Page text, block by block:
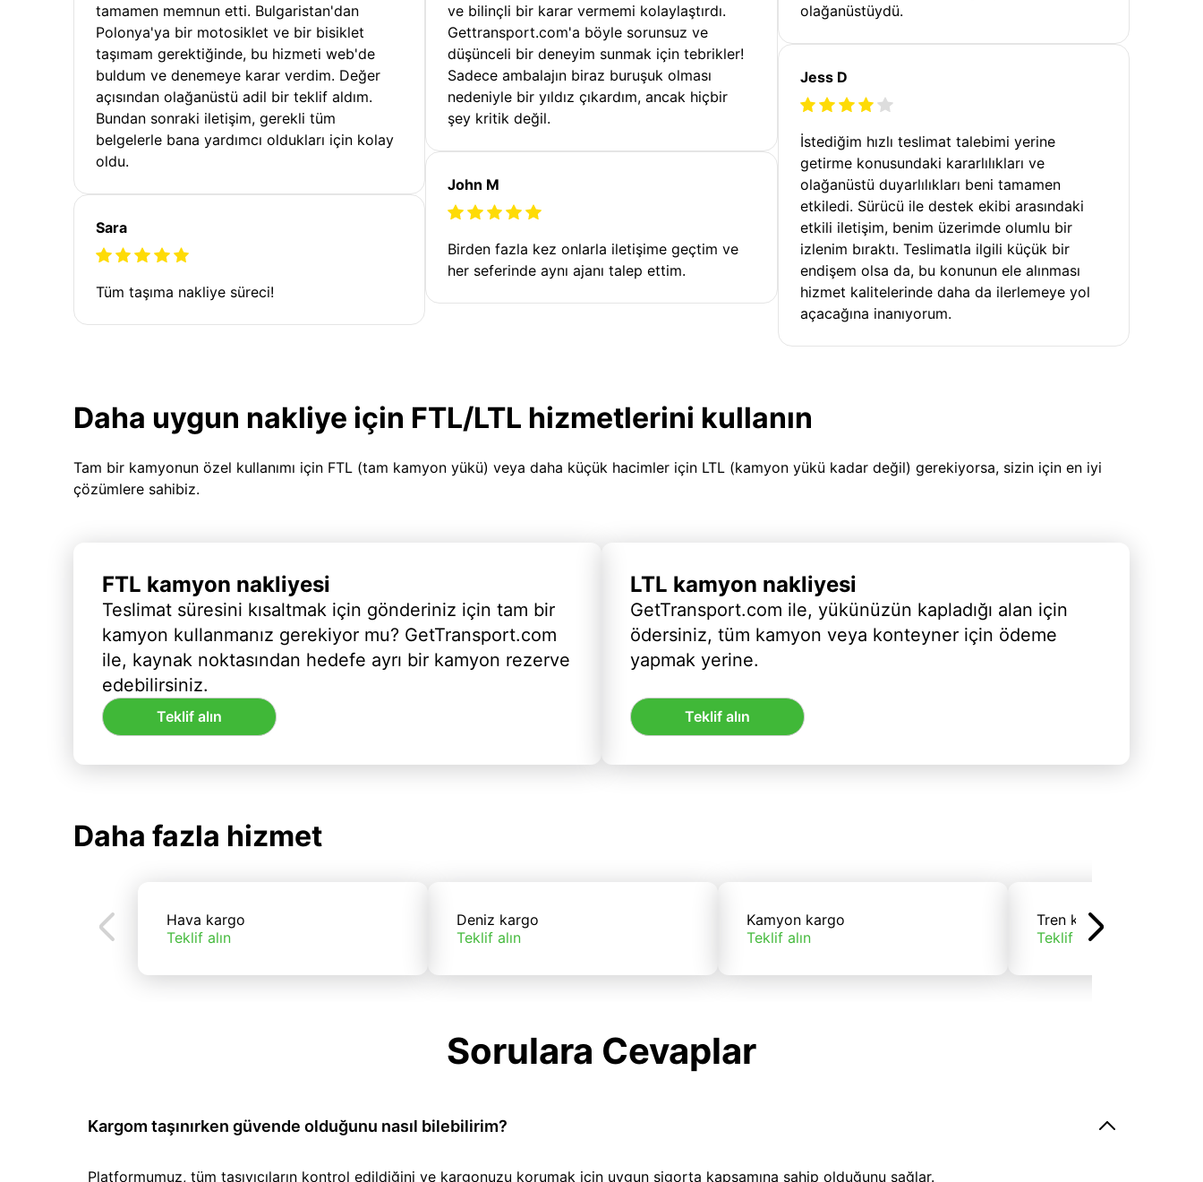
tamamen memnun etti. Bulgaristan'dan
Polonya'ya bir motosiklet ve bir bisiklet
taşımam gerektiğinde, bu hizmeti web'de
buldum ve denemeye karar verdim. Değer
açısından olağanüstü adil bir teklif aldım.
Bundan sonraki iletişim, gerekli tüm
belgelerle bana yardımcı oldukları için kolay
oldu.
Sara
Tüm taşıma nakliye süreci!
ve bilinçli bir karar vermemi kolaylaştırdı.
Gettransport.com'a böyle sorunsuz ve
düşünceli bir deneyim sunmak için tebrikler!
Sadece ambalajın biraz buruşuk olması
nedeniyle bir yıldız çıkardım, ancak hiçbir
şey kritik değil.
John M
Birden fazla kez onlarla iletişime geçtim ve
her seferinde aynı ajanı talep ettim.
olağanüstüydü.
Jess D
İstediğim hızlı teslimat talebimi yerine
getirme konusundaki kararlılıkları ve
olağanüstü duyarlılıkları beni tamamen
etkiledi. Sürücü ile destek ekibi arasındaki
etkili iletişim, benim üzerimde olumlu bir
izlenim bıraktı. Teslimatla ilgili küçük bir
endişem olsa da, bu konunun ele alınması
hizmet kalitelerinde daha da ilerlemeye yol
açacağına inanıyorum.
Daha uygun nakliye için FTL/LTL hizmetlerini kullanın
Tam bir kamyonun özel kullanımı için FTL (tam kamyon yükü) veya daha küçük hacimler için LTL (kamyon yükü kadar değil) gerekiyorsa, sizin için en iyi
çözümlere sahibiz.
FTL kamyon nakliyesi
Teslimat süresini kısaltmak için gönderiniz için tam bir
kamyon kullanmanız gerekiyor mu? GetTransport.com
ile, kaynak noktasından hedefe ayrı bir kamyon rezerve
edebilirsiniz.
Teklif alın
LTL kamyon nakliyesi
GetTransport.com ile, yükünüzün kapladığı alan için
ödersiniz, tüm kamyon veya konteyner için ödeme
yapmak yerine.
Teklif alın
Daha fazla hizmet
Hava kargo
Teklif alın
Deniz kargo
Teklif alın
Kamyon kargo
Teklif alın
Tren kargo
Teklif alın
Sorulara Cevaplar
Kargom taşınırken güvende olduğunu nasıl bilebilirim?
Platformumuz, tüm taşıyıcıların kontrol edildiğini ve kargonuzu korumak için uygun sigorta kapsamına sahip olduğunu sağlar.